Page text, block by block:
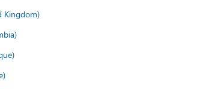
Kingdom)